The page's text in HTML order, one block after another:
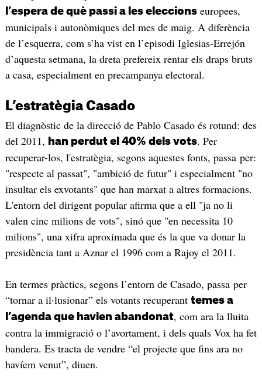
l’espera de què passi a les eleccionseuropees,
municipals i autonòmiques del mes de maig. A diferència
de l’esquerra, com s’ha vist en l’episodi Iglesias-Errejón
d’aquesta setmana, la dreta prefereix rentar els draps bruts
a casa, especialment en precampanya electoral.
L’estratègia Casado
El diagnòstic de la direcció de Pablo Casado és rotund: des
del 2011, han perdut el 40% dels vots. Per
recuperar-los, l'estratègia, segons aquestes fonts, passa per:
"respecte al passat", "ambició de futur" i especialment "no
insultar els exvotants" que han marxat a altres formacions.
L'entorn del dirigent popular afirma que a ell "ja no li
valen cinc milions de vots", sinó que "en necessita 10
milions", una xifra aproximada que és la que va donar la
presidència tant a Aznar el 1996 com a Rajoy el 2011.
En termes pràctics, segons l’entorn de Casado, passa per
“tornar a il·lusionar” els votants recuperant temes a
l’agenda que havien abandonat, com ara la lluita
contra la immigració o l’avortament, i dels quals Vox ha fet
bandera. Es tracta de vendre “el projecte que fins ara no
havíem venut”, diuen.